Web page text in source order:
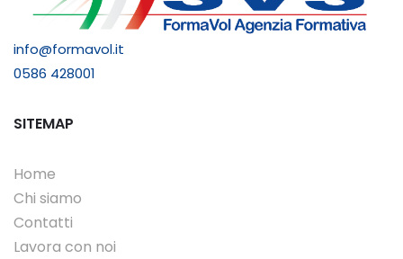
info@formavol.it
0586 428001
SITEMAP
Home
Chi siamo
Contatti
Lavora con noi